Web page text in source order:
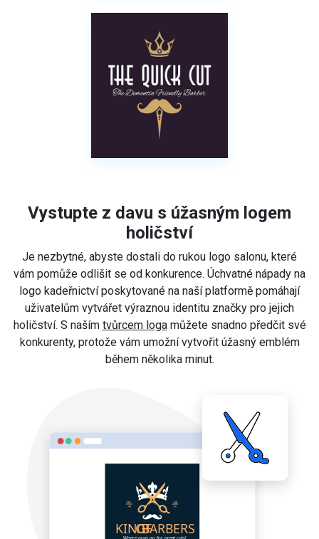
Vystupte z davu s úžasným logem
holičství
Je nezbytné, abyste dostali do rukou logo salonu, které
vám pomůže odlišit se od konkurence. Úchvatné nápady na
logo kadeřnictví poskytované na naší platformě pomáhají
uživatelům vytvářet výraznou identitu značky pro jejich
holičství. S naším tvůrcem logamůžete snadno předčit své
konkurenty, protože vám umožní vytvořit úžasný emblém
během několika minut.